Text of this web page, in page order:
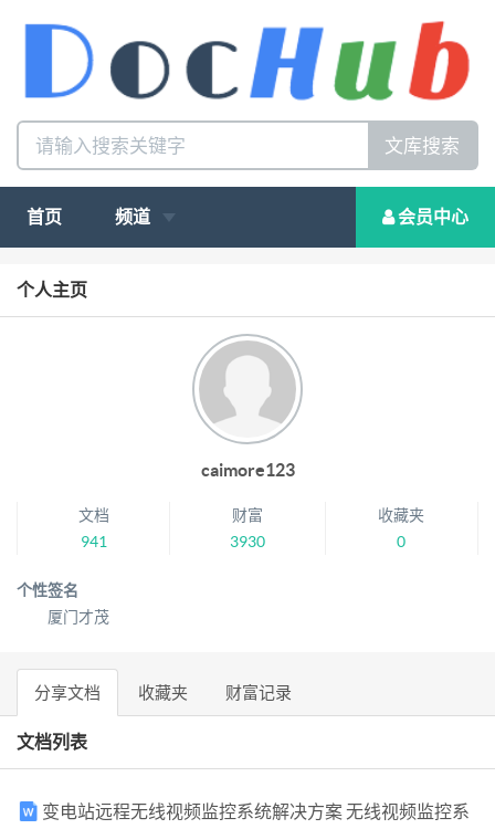
文库搜索
首页 频道 会员中心
个人主页
caimore123
文档
941
财富
3930
收藏夹
0
个性签名
厦门才茂
分享文档 收藏夹 财富记录
文档列表
变电站远程无线视频监控系统解决方案 无线视频监控系